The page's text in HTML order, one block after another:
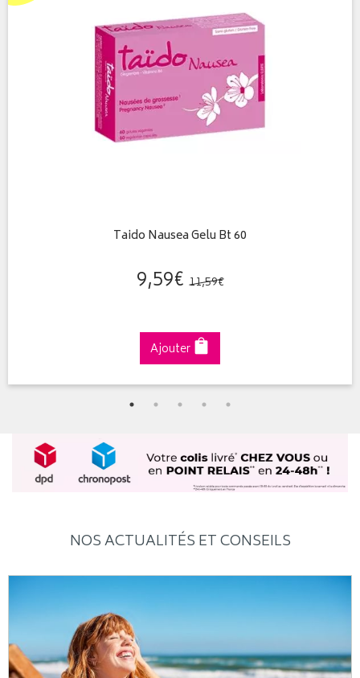
Taido Nausea Gelu Bt 60
9,59€ 11,59€
Ajouter
NOS ACTUALITÉS ET CONSEILS